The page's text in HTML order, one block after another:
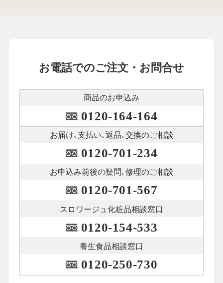
お電話でのご注文・お問合せ
商品のお申込み
0120-164-164
お届け､支払い､ 返品､交換のご相談
0120-701-234
お申込み前後の疑問､修理のご相談
0120-701-567
スロワージュ化粧品相談窓口
0120-154-533
養生食品相談窓口
0120-250-730